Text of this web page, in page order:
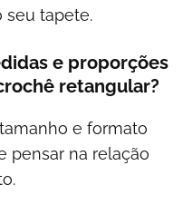
seu tapete.
e proporções
retangular?
e formato
pensar na relação